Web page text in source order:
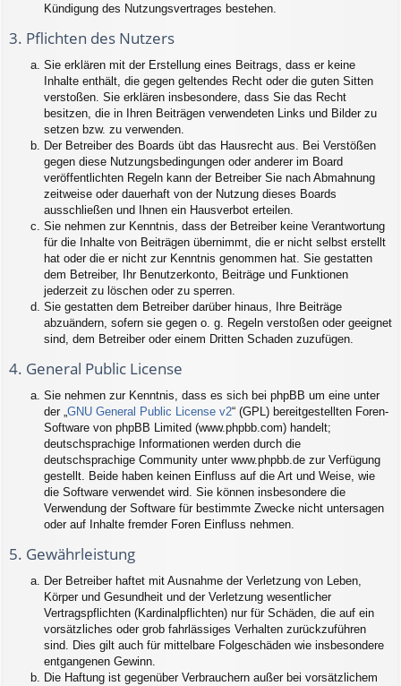
Kündigung des Nutzungsvertrages bestehen.
3. Pflichten des Nutzers
Sie erklären mit der Erstellung eines Beitrags, dass er keine
Inhalte enthält, die gegen geltendes Recht oder die guten Sitten
verstoßen. Sie erklären insbesondere, dass Sie das Recht
besitzen, die in Ihren Beiträgen verwendeten Links und Bilder zu
setzen bzw. zu verwenden.
Der Betreiber des Boards übt das Hausrecht aus. Bei Verstößen
gegen diese Nutzungsbedingungen oder anderer im Board
veröffentlichten Regeln kann der Betreiber Sie nach Abmahnung
zeitweise oder dauerhaft von der Nutzung dieses Boards
ausschließen und Ihnen ein Hausverbot erteilen.
Sie nehmen zur Kenntnis, dass der Betreiber keine Verantwortung
für die Inhalte von Beiträgen übernimmt, die er nicht selbst erstellt
hat oder die er nicht zur Kenntnis genommen hat. Sie gestatten
dem Betreiber, Ihr Benutzerkonto, Beiträge und Funktionen
jederzeit zu löschen oder zu sperren.
Sie gestatten dem Betreiber darüber hinaus, Ihre Beiträge
abzuändern, sofern sie gegen o. g. Regeln verstoßen oder geeignet
sind, dem Betreiber oder einem Dritten Schaden zuzufügen.
4. General Public License
Sie nehmen zur Kenntnis, dass es sich bei phpBB um eine unter
der „GNU General Public License v2“ (GPL) bereitgestellten Foren-
Software von phpBB Limited (www.phpbb.com) handelt;
deutschsprachige Informationen werden durch die
deutschsprachige Community unter www.phpbb.de zur Verfügung
gestellt. Beide haben keinen Einfluss auf die Art und Weise, wie
die Software verwendet wird. Sie können insbesondere die
Verwendung der Software für bestimmte Zwecke nicht untersagen
oder auf Inhalte fremder Foren Einfluss nehmen.
5. Gewährleistung
Der Betreiber haftet mit Ausnahme der Verletzung von Leben,
Körper und Gesundheit und der Verletzung wesentlicher
Vertragspflichten (Kardinalpflichten) nur für Schäden, die auf ein
vorsätzliches oder grob fahrlässiges Verhalten zurückzuführen
sind. Dies gilt auch für mittelbare Folgeschäden wie insbesondere
entgangenen Gewinn.
Die Haftung ist gegenüber Verbrauchern außer bei vorsätzlichem